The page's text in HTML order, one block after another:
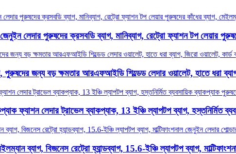
লেদার পুরুষদের ক্রসবডি ব্যাগ, মানিব্যাগ, রেট্রো ফ্যাশন টপ লেয়ার
পুরুষদের জন্য বড় ক্ষমতার আরএফআইডি শিল্ডেড লেদার ওয়ালেট, হাতে ধরা
ফ্যাশন লেদার ট্রাভেল ব্যাকপ্যাক, 13 ইঞ্চি ল্যাপটপ ব্যাগ, হস্তনির্মিত
ব্যাগ, বিজনেস রেট্রো হ্যান্ডব্যাগ, 15.6-ইঞ্চি ল্যাপটপ ব্যাগ,